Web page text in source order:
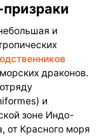
и
драконов.
и
зоне Индо-
от Красного моря